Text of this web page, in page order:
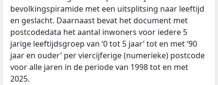
bevolkingspiramide met een uitsplitsing naar leeftijd
en geslacht. Daarnaast bevat het document met
postcodedata het aantal inwoners voor iedere 5
jarige leeftijdsgroep van ‘0 tot 5 jaar’ tot en met ‘90
jaar en ouder’ per viercijferige (numerieke) postcode
voor alle jaren in de periode van 1998 tot en met
2025.